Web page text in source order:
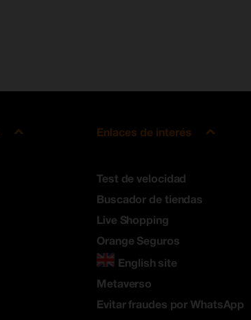
Enlaces de interés
Test de velocidad
Buscador de tiendas
Live Shopping
Orange Seguros
English site
Metaverso
Evitar fraudes por WhatsApp